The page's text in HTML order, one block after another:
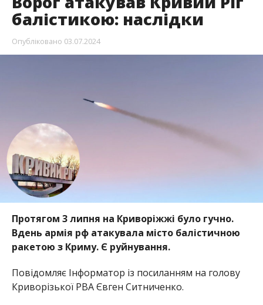
балістикою: наслідки
Опубліковано 03.07.2024
Протягом 3 липня на Криворіжжі було гучно.
Вдень армія рф атакувала місто балістичною
ракетою з Криму. Є руйнування.
Повідомляє Інформатор із посиланням на голову
Криворізької РВА Євген Ситниченко.